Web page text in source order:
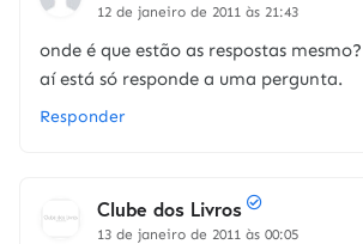
12 de janeiro de 2011 às 21:43
onde é que estão as respostas
aí está só responde a uma pergunta.
Responder
Clube dos Livros
13 de janeiro de 2011 às 00:05